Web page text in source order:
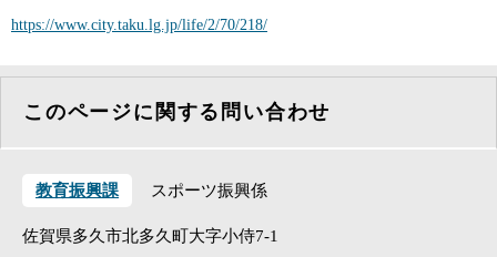
https://www.city.taku.lg.jp/life/2/70/218/
このページに関する問い合わせ
教育振興課 スポーツ振興係
佐賀県多久市北多久町大字小侍7-1